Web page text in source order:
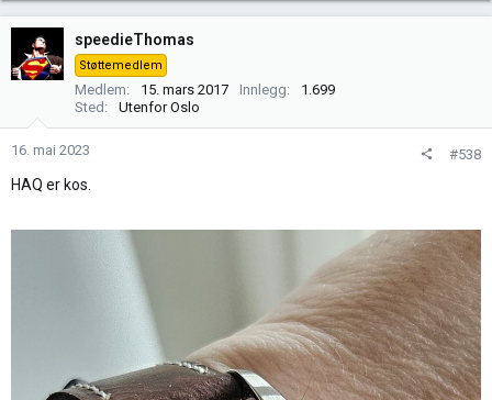
k
s
j
:
speedieThomas
Støttemedlem
Medlem 15. mars 2017 Innlegg
1.699
Sted
Utenfor Oslo
16. mai 2023 #538
HAQ er kos.